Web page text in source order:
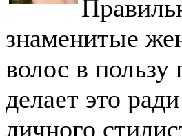
знаменитые
волос в
делает это
личного